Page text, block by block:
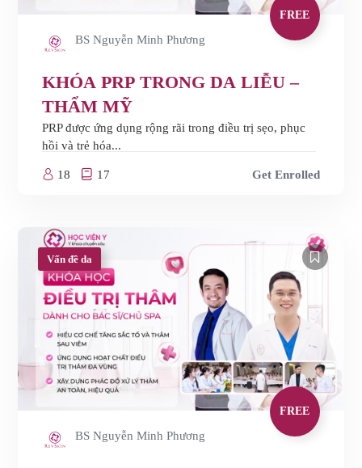
FREE
BS Nguyễn Minh Phương
KHÓA PRP TRONG DA LIỄU –
THẨM MỸ
PRP được ứng dụng rộng rãi trong điều trị sẹo, phục
hồi và trẻ hóa...
18 17 Get Enrolled
Vấn đề da
FREE
BS Nguyễn Minh Phương